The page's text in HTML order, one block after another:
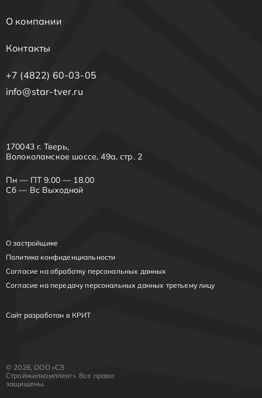
О компании
Контакты
+7 (4822) 60-03-05
info@star-tver.ru
170043 г. Тверь,
Волоколамское шоссе, 49а, стр. 2
Пн — ПТ 9.00 — 18.00
Сб — Вс Выходной
Политика конфиденциальности
Согласие на обработку персональных данных
Согласие на передачу персональных данных третьему лицу
О застройщике
Сайт разработан в КРИТ
© 2026, ООО «СЗ
Стройжилкомплект». Все права
защищены.